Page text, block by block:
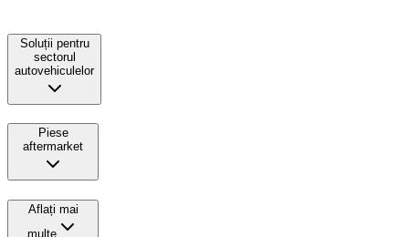
Soluții pentru
sectorul
autovehiculelor
Piese
aftermarket
Aflați mai
multe